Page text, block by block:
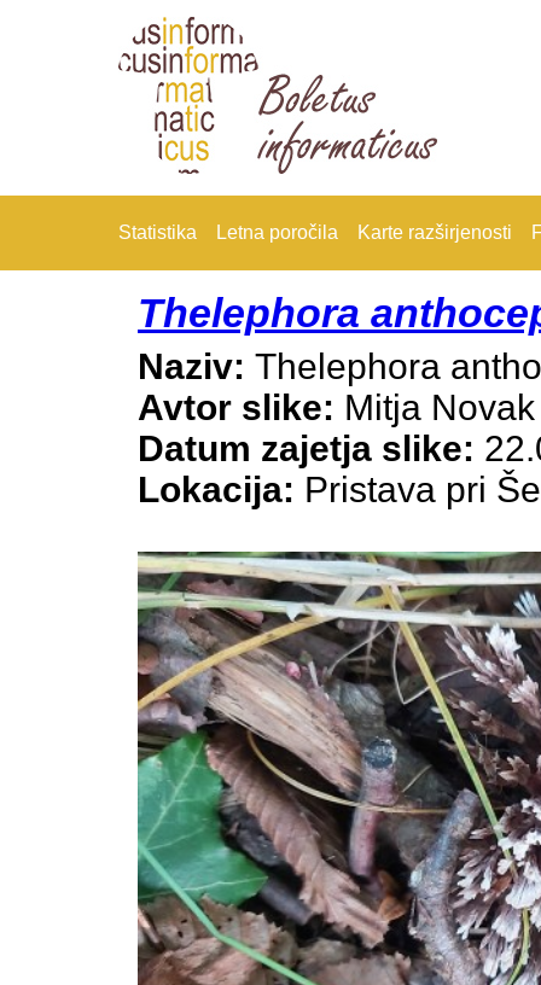
Statistika Letna poročila Karte razširjenosti
Thelephora
Naziv: Thelephora
Avtor slike: Mitja Novak
Datum zajetja slike:
Lokacija: Pristava pri